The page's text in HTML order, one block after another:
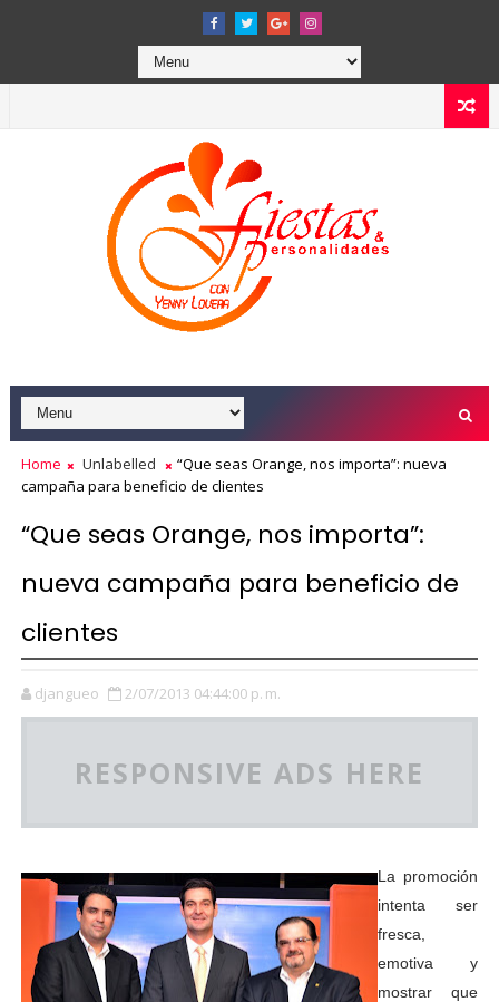
Home Unlabelled
“Que seas Orange, nos importa”: nueva
campaña para beneficio de clientes
“Que seas Orange, nos importa”:
nueva campaña para beneficio de
clientes
djangueo 2/07/2013 04:44:00 p. m.
RESPONSIVE ADS HERE
La promoción
intenta ser
fresca,
emotiva y
mostrar que